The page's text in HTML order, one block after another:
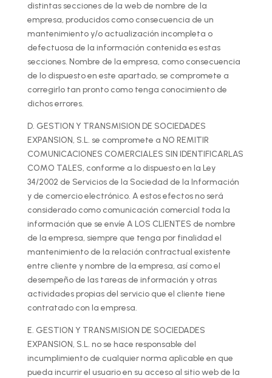
distintas secciones de la web de nombre de la
empresa, producidos como consecuencia de un
mantenimiento y/o actualización incompleta o
defectuosa de la información contenida es estas
secciones. Nombre de la empresa, como consecuencia
de lo dispuesto en este apartado, se compromete a
corregirlo tan pronto como tenga conocimiento de
dichos errores.
D. GESTION Y TRANSMISION DE SOCIEDADES
EXPANSION, S.L. se compromete a NO REMITIR
COMUNICACIONES COMERCIALES SIN IDENTIFICARLAS
COMO TALES, conforme a lo dispuesto en la Ley
34/2002 de Servicios de la Sociedad de la Información
y de comercio electrónico. A estos efectos no será
considerado como comunicación comercial toda la
información que se envíe A LOS CLIENTES de nombre
de la empresa, siempre que tenga por finalidad el
mantenimiento de la relación contractual existente
entre cliente y nombre de la empresa, así como el
desempeño de las tareas de información y otras
actividades propias del servicio que el cliente tiene
contratado con la empresa.
E. GESTION Y TRANSMISION DE SOCIEDADES
EXPANSION, S.L. no se hace responsable del
incumplimiento de cualquier norma aplicable en que
pueda incurrir el usuario en su acceso al sitio web de la